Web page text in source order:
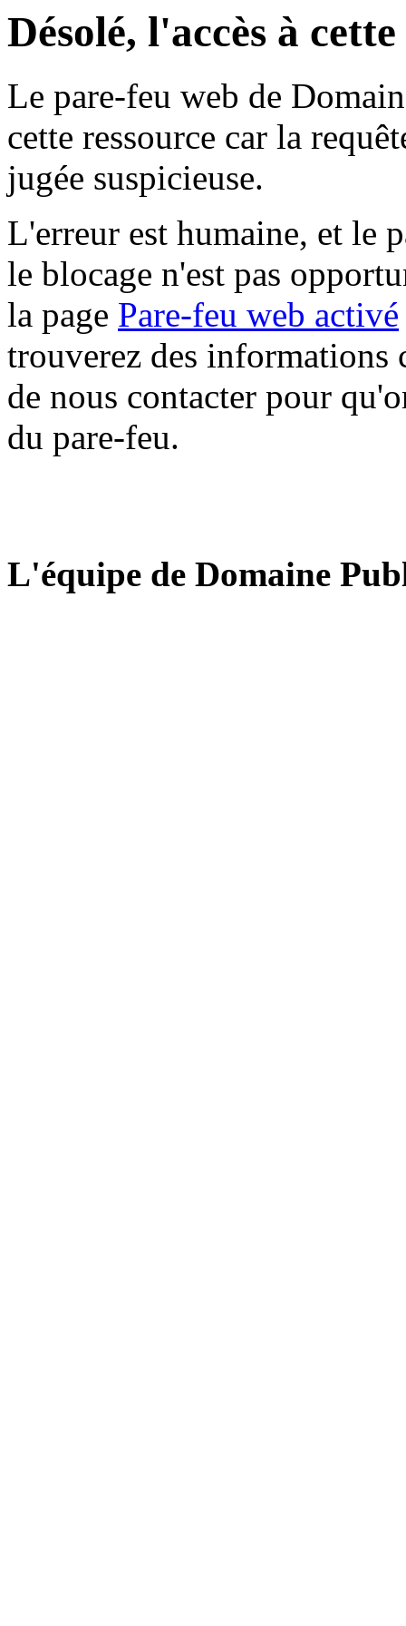
Désolé, l'accès à
Le pare-feu web de
cette ressource car la
jugée suspicieuse.
L'erreur est humaine, et le
le blocage n'est pas
la page Pare-feu web activé
trouverez des informations
de nous contacter pour
du pare-feu.
L'équipe de Domaine